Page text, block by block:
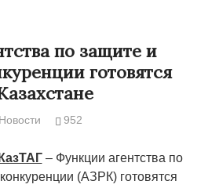
по защите и
готовятся
Новости 952
– Функции агентства по
(АЗРК) готовятся